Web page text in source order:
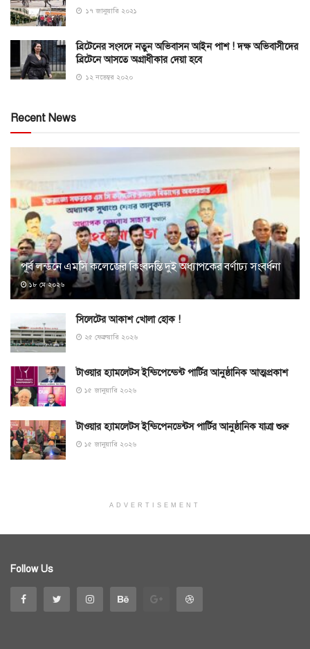
১৭ জানুয়ারি ২০২১
ব্রিটেনের সংসদে নতুন অভিবাসন আইন পাশ ! দক্ষ অভিবাসীদের
ব্রিটেনে আসতে অগ্রাধীকার দেয়া হবে
১২ নভেম্বর ২০২০
Recent News
পূর্ব লন্ডনে এমসি কলেজের কিংবদন্তি দুই অধ্যাপকের বর্ণাঢ্য সংবর্ধনা
১৮ মে ২০২৬
সিলেটের আকাশ খোলা হোক !
২৫ ফেব্রুয়ারি ২০২৬
টাওয়ার হ্যামলেটস ইন্ডিপেন্ডেন্ট পার্টির আনুষ্ঠানিক আত্মপ্রকাশ
১৫ জানুয়ারি ২০২৬
টাওয়ার হ্যামলেটস ইন্ডিপেনডেন্টস পার্টির আনুষ্ঠানিক যাত্রা শুরু
১৫ জানুয়ারি ২০২৬
ADVERTISEMENT
Follow Us